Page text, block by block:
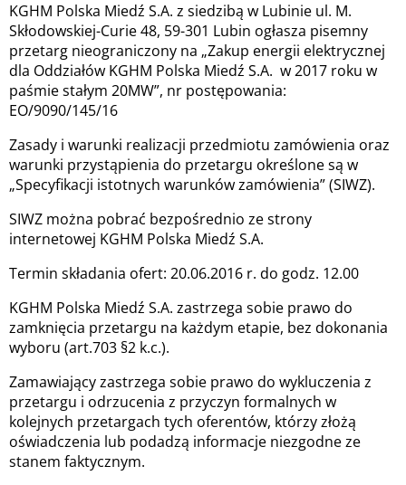
KGHM Polska Miedź S.A. z siedzibą w Lubinie ul. M.
Skłodowskiej-Curie 48, 59-301 Lubin ogłasza pisemny
przetarg nieograniczony na „Zakup energii elektrycznej
dla Oddziałów KGHM Polska Miedź S.A. w 2017 roku w
paśmie stałym 20MW”, nr postępowania:
EO/9090/145/16
Zasady i warunki realizacji przedmiotu zamówienia oraz
warunki przystąpienia do przetargu określone są w
„Specyfikacji istotnych warunków zamówienia” (SIWZ).
SIWZ można pobrać bezpośrednio ze strony
internetowej KGHM Polska Miedź S.A.
Termin składania ofert: 20.06.2016 r. do godz. 12.00
KGHM Polska Miedź S.A. zastrzega sobie prawo do
zamknięcia przetargu na każdym etapie, bez dokonania
wyboru (art.703 §2 k.c.).
Zamawiający zastrzega sobie prawo do wykluczenia z
przetargu i odrzucenia z przyczyn formalnych w
kolejnych przetargach tych oferentów, którzy złożą
oświadczenia lub podadzą informacje niezgodne ze
stanem faktycznym.